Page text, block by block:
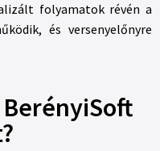
folyamatok révén a
és versenyelőnyre
BerényiSoft